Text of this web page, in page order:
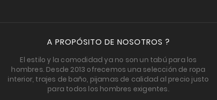
A PROPÓSITO DE NOSOTROS ?
El estilo y la comodidad ya no son un tabú para los
hombres. Desde 2013 ofrecemos una selección de ropa
interior, trajes de baño, pijamas de calidad al precio justo
para todos los hombres exigentes.